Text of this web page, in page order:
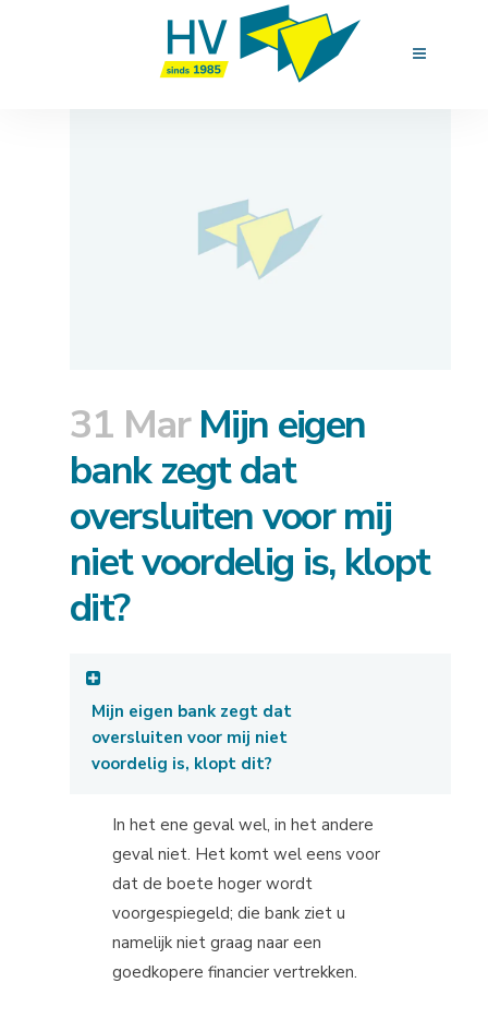
31 MarMijn eigen
bank zegt dat
oversluiten voor mij
niet voordelig is, klopt
dit?
Mijn eigen bank zegt dat
oversluiten voor mij niet
voordelig is, klopt dit?
In het ene geval wel, in het andere
geval niet. Het komt wel eens voor
dat de boete hoger wordt
voorgespiegeld; die bank ziet u
namelijk niet graag naar een
goedkopere financier vertrekken.